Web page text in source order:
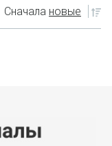
Сначала новые